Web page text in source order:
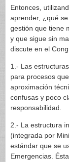
Entonces,
aprender, ¿qué
gestión que tiene
y que sigue sin
discute en el
1.- Las
para procesos
aproximación
confusas y poco
responsabilidad.
2.- La estructura
(integrada por
estándar que se
Emergencias.